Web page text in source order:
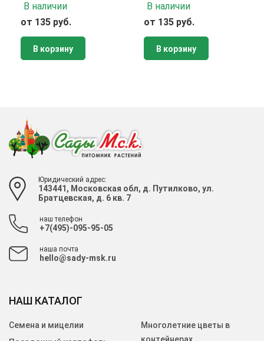
В наличии
от 135 руб.
В корзину
В наличии
от 135 руб.
В корзину
Юридический адрес:
143441, Московская обл, д. Путилково, ул.
Братцевская, д. 6 кв. 7
наш телефон
+7(495)-095-95-05
наша почта
hello@sady-msk.ru
НАШ КАТАЛОГ
Семена и мицелии
Многолетние цветы в